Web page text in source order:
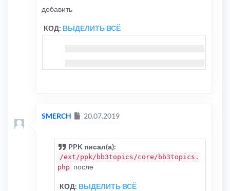
добавить
КОД: ВЫДЕЛИТЬ ВСЁ
SMERCH Сообщение
20.07.2019
PPK писал(а):
/ext/ppk/bb3topics/core/bb3topics.
php после
КОД: ВЫДЕЛИТЬ ВСЁ